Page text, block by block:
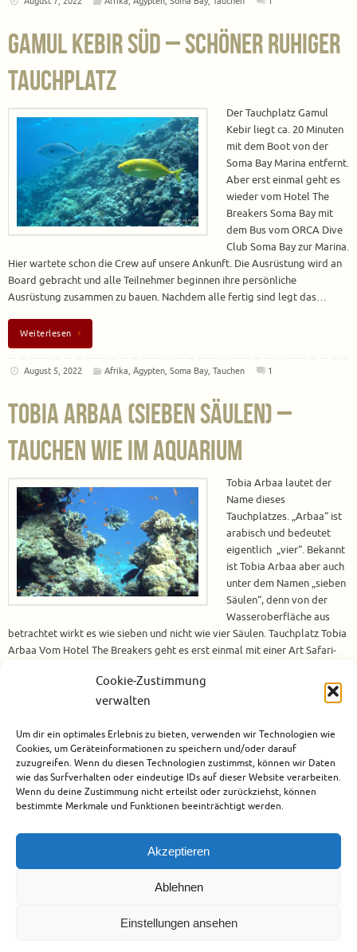
Cookie-Zustimmung
verwalten
Um dir ein optimales Erlebnis zu bieten, verwenden wir Technologien wie
Cookies, um Geräteinformationen zu speichern und/oder darauf
zuzugreifen. Wenn du diesen Technologien zustimmst, können wir Daten
wie das Surfverhalten oder eindeutige IDs auf dieser Website verarbeiten.
Wenn du deine Zustimmung nicht erteilst oder zurückziehst, können
bestimmte Merkmale und Funktionen beeinträchtigt werden.
Akzeptieren
Ablehnen
Einstellungen ansehen
Gamul Kebir Süd – schöner ruhiger
Tauchplatz
Der Tauchplatz Gamul
Kebir liegt ca. 20 Minuten
mit dem Boot von der
Soma Bay Marina entfernt.
Aber erst einmal geht es
wieder vom Hotel The
Breakers Soma Bay mit
dem Bus vom ORCA Dive
Club Soma Bay zur Marina.
Hier wartete schon die Crew auf unsere Ankunft. Die Ausrüstung wird an
Board gebracht und alle Teilnehmer beginnen ihre persönliche
Ausrüstung zusammen zu bauen. Nachdem alle fertig sind legt das…
Weiterlesen
August 5, 2022 Afrika,Ägypten,Soma Bay,Tauchen 1
Tobia Arbaa (Sieben Säulen) –
Tauchen wie im Aquarium
Tobia Arbaa lautet der
Name dieses
Tauchplatzes. „Arbaa“ ist
arabisch und bedeutet
eigentlich „vier“. Bekannt
ist Tobia Arbaa aber auch
unter dem Namen „sieben
Säulen“, denn von der
Wasseroberfläche aus
betrachtet wirkt es wie sieben und nicht wie vier Säulen. Tauchplatz Tobia
Arbaa Vom Hotel The Breakers geht es erst einmal mit einer Art Safari-
August 3, 2022 Afrika Ägypten Soma Bay Tauchen
1 2 3 4 5